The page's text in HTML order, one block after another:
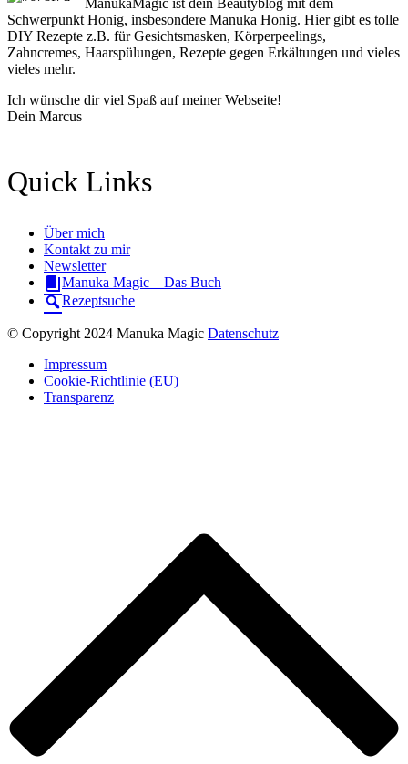
Schwerpunkt Honig, insbesondere Manuka Honig. Hier gibt es tolle
DIY Rezepte z.B. für Gesichtsmasken, Körperpeelings,
Zahncremes, Haarspülungen, Rezepte gegen Erkältungen und vieles
vieles mehr.
Ich wünsche dir viel Spaß auf meiner Webseite!
Dein Marcus
Quick Links
Über mich
Kontakt zu mir
Newsletter
Manuka Magic – Das Buch
Rezeptsuche
© Copyright 2024 Manuka Magic Datenschutz
Impressum
Cookie-Richtlinie (EU)
Transparenz